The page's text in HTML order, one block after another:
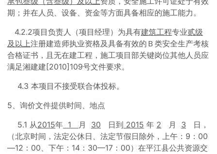
期；并在人员、设备、资金等方面具备相应的施工能力。
4.2.2项目负责人（项目经理）为具有建筑工程专业贰级
及以上注册建造师执业资格及具备有效的Ｂ类安全生产考核
合格证书，且无在建工程，施工项目部关键岗位其他人员应
满足湘建建[2010]109号文件要求。
4.3 本项目不接受联合体投标。
5、询价文件提供时间、地点
5.1 从2015年 1 月 30 日到 2015 年 2 月 3 日，
（北京时间，法定公休日、法定节假日除外，上午：9：00
—12：00、下午：14：30—17：00）在平江县公共资源交